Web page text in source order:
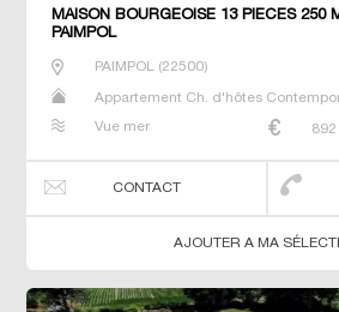
MAISON BOURGEOISE 13 PIECES 250
PAIMPOL
PAIMPOL (22500)
Appartement Ch. d'hôtes
Vue mer
CONTACT
AJOUTER A MA